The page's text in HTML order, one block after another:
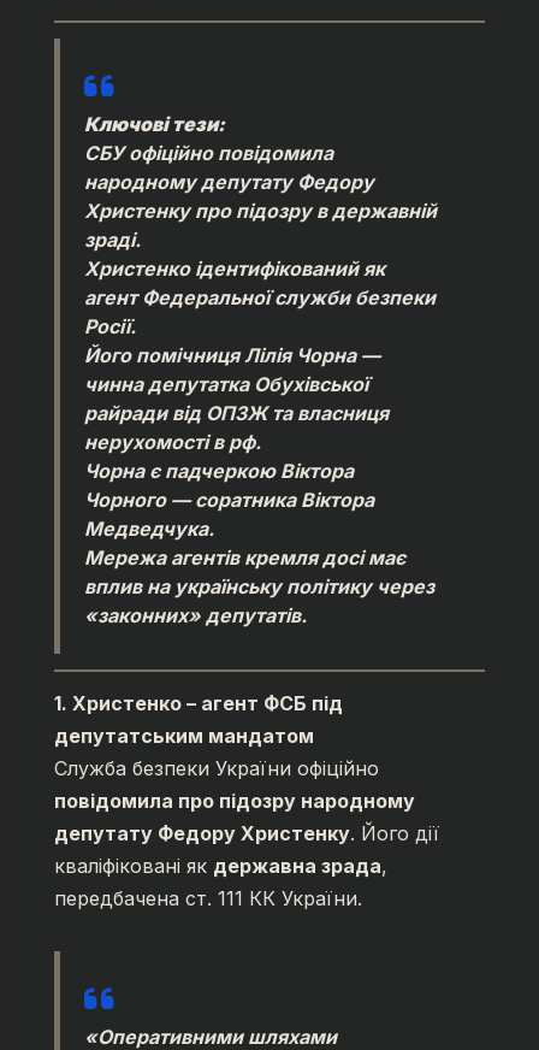
Ключові тези:
СБУ офіційно повідомила
народному депутату Федору
Христенку про підозру в державній
зраді.
Христенко ідентифікований як
агент Федеральної служби безпеки
Росії.
Його помічниця Лілія Чорна —
чинна депутатка Обухівської
райради від ОПЗЖ та власниця
нерухомості в рф.
Чорна є падчеркою Віктора
Чорного — соратника Віктора
Медведчука.
Мережа агентів кремля досі має
вплив на українську політику через
«законних» депутатів.
1. Христенко – агент ФСБ під
депутатським мандатом
Служба безпеки України офіційно
повідомила про підозру народному
депутату Федору Христенку. Його дії
кваліфіковані як державна зрада,
передбачена ст. 111 КК України.
«Оперативними шляхами